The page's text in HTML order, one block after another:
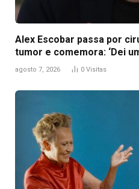
Alex Escobar passa por
tumor e comemora: ‘Dei
agosto 7, 2026 0 Visitas